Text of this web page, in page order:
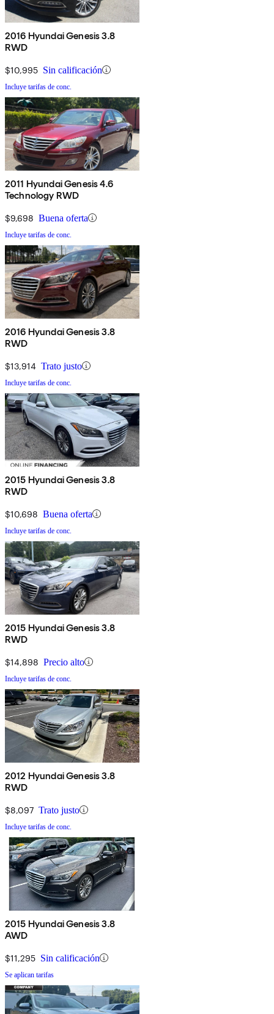
2016 Hyundai Genesis 3.8
RWD
$10,995 Sin calificación
Incluye tarifas de conc.
2011 Hyundai Genesis 4.6
Technology RWD
$9,698 Buena oferta
Incluye tarifas de conc.
2016 Hyundai Genesis 3.8
RWD
$13,914 Trato justo
Incluye tarifas de conc.
2015 Hyundai Genesis 3.8
RWD
$10,698 Buena oferta
Incluye tarifas de conc.
2015 Hyundai Genesis 3.8
RWD
$14,898 Precio alto
Incluye tarifas de conc.
2012 Hyundai Genesis 3.8
RWD
$8,097 Trato justo
Incluye tarifas de conc.
2015 Hyundai Genesis 3.8
AWD
$11,295 Sin calificación
Se aplican tarifas